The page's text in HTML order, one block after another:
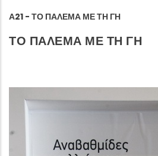
Α21 - ΤΟ ΠΆΛΕΜΑ ΜΕ ΤΗ ΓΗ
ΤΟ ΠΑΛΕΜΑ ΜΕ ΤΗ ΓΗ